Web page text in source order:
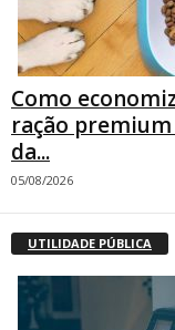
Como
ração
da...
05/08/2026
UTILIDADE PÚBLICA